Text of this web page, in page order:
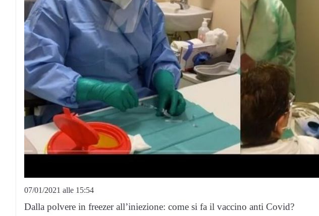
07/01/2021 alle 15:54
Dalla polvere in freezer all’iniezione: come si fa il vaccino anti Covid?